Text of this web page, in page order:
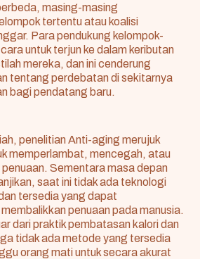
masing-masing
tertentu atau koalisi
Para pendukung kelompok-
untuk terjun ke dalam keributan
mereka, dan ini cenderung
tentang perdebatan di sekitarnya
bagi pendatang baru.
penelitian Anti-aging merujuk
memperlambat, mencegah, atau
Sementara masa depan
saat ini tidak ada teknologi
tersedia yang dapat
penuaan pada manusia.
dari praktik pembatasan kalori dan
tidak ada metode yang tersedia
orang mati untuk secara akurat